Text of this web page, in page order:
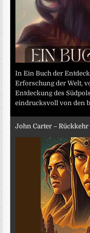
In Ein Buch der
Erforschung der Welt,
Entdeckung des
eindrucksvoll von den
John Carter –